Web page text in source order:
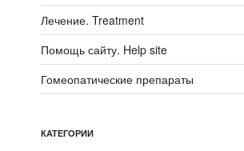
Лечение. Treatment
Помощь сайту. Help site
Гомеопатические препараты
КАТЕГОРИИ